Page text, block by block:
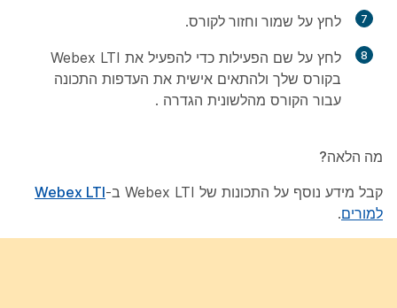
7 לחץ על שמור וחזור לקורס.
8
לחץ על שם הפעילות כדי להפעיל את Webex LTI
בקורס שלך ולהתאים אישית את העדפות התכונה
עבור הקורס מהלשונית הגדרה .
מה הלאה?
קבל מידע נוסף על התכונות של Webex LTI ב-
Webex LTI
למורים.